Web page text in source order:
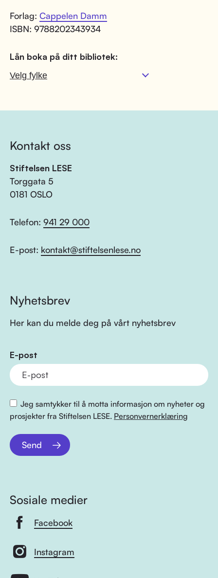
Forlag: Cappelen Damm
ISBN: 9788202343934
Lån boka på ditt bibliotek:
Kontakt oss
Stiftelsen LESE
Torggata 5
0181 OSLO
Telefon: 941 29 000
E-post: kontakt@stiftelsenlese.no
Nyhetsbrev
Her kan du melde deg på vårt nyhetsbrev
E-post
Jeg samtykker til å motta informasjon om nyheter og
prosjekter fra Stiftelsen LESE. Personvernerklæring
Send
Sosiale medier
Facebook
Instagram